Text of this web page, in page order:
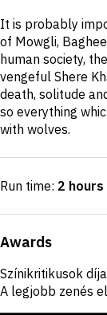
Short
description
It is probably
of Mowgli,
human society,
vengeful Shere
death, solitude
so everything
with wolves.
Run time: 2
Awards
Színikritikusok
A legjobb zenés